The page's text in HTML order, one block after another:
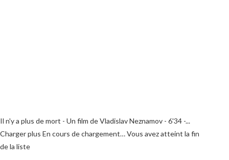
Il n'y a plus de mort - Un film de Vladislav Neznamov - 6'34 -...
Charger plus En cours de chargement…Vous avez atteint la fin
de la liste